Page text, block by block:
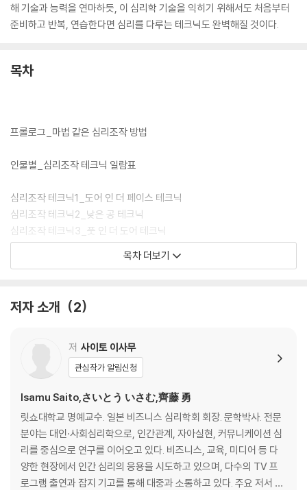
해 기술과 능력을 연마하듯, 이 심리학 기술을 익히기 위해서도 처음부터
준비하고 반복, 연습한다면 심리를 다루는 테크닉도 완벽해질 것이다.
목차
프롤로그_마법 같은 심리조작 방법
인물별_심리조작 테크닉 일람표
심리조작 테크닉1_도어 인 더 페이스 테크닉
심리조작 테크닉2_낮은 공 테크닉
심리조작 테크닉3_풋 인 더 도어 테크닉
심리조작 테크닉4_스몰 스텝 테크닉
심리조작 테크닉5_거울 효과 테크닉
심리조작 테크닉8_미완성 효과 테크닉
심리조작 테크닉10_윈저 효과 테크닉
심리조작 테크닉11_자기개시 테크닉
심리조작 테크닉12_편면 제시 & 양면 제시
심리조작 테크닉13_런천 테크닉
심리조작 테크닉14_단순 접촉의 효과 테크닉
심리조작 테크닉15_동조행동 & 반동조행동 테크닉
심리조작 테크닉16_피크 엔드 법칙 테크닉
심리조작 테크닉17_선택법 테크닉
심리조작 테크닉18_에빙하우스 망각곡선 테크닉
목차 더보기
저자 소개 2
저 사이토 이사무
관심작가 알림신청
Isamu Saito,さいとう いさむ,齊藤 勇
릿쇼대학교 명예교수. 일본 비즈니스 심리학회 회장. 문학박사. 전문
분야는 대인·사회심리학으로, 인간관계, 자아실현, 커뮤니케이션 심
리를 중심으로 연구를 이어오고 있다. 비즈니스, 교육, 미디어 등 다
양한 현장에서 인간 심리의 응용을 시도하고 있으며, 다수의 TV 프
로그램 출연과 잡지 기고를 통해 대중과 소통하고 있다. 주요 저서 및